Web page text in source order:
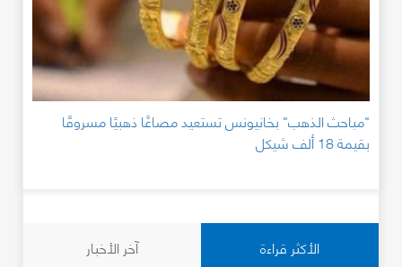
"مباحث الذهب" بخانيونس تستعيد مصاغًا ذهبيًا مسروقًا
بقيمة 18 ألف شيكل
الأكثر قراءة آخر الأخبار